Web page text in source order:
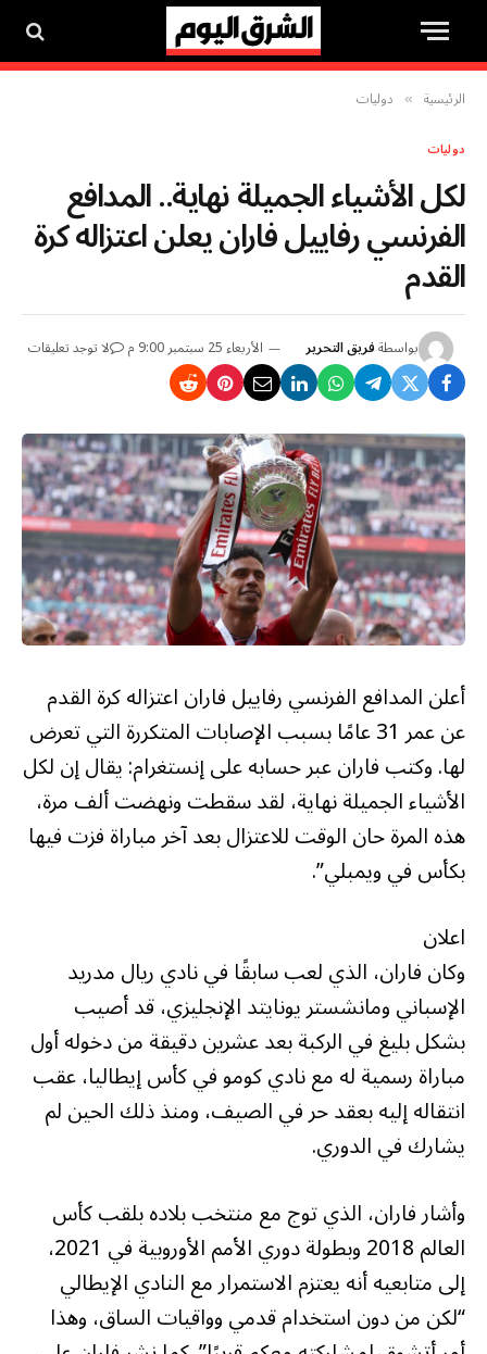
الرئيسية » دوليات
دوليات
لكل الأشياء الجميلة نهاية.. المدافع
الفرنسي رفاييل فاران يعلن اعتزاله كرة
القدم
بواسطةفريق التحرير الأربعاء 25 سبتمبر 9:00 م لا توجد تعليقات
أعلن المدافع الفرنسي رفاييل فاران اعتزاله كرة القدم
عن عمر 31 عامًا بسبب الإصابات المتكررة التي تعرض
لها. وكتب فاران عبر حسابه على إنستغرام: يقال إن لكل
الأشياء الجميلة نهاية، لقد سقطت ونهضت ألف مرة،
هذه المرة حان الوقت للاعتزال بعد آخر مباراة فزت فيها
بكأس في ويمبلي”.
اعلان
وكان فاران، الذي لعب سابقًا في نادي ريال مدريد
الإسباني ومانشستر يونايتد الإنجليزي، قد أصيب
بشكل بليغ في الركبة بعد عشرين دقيقة من دخوله أول
مباراة رسمية له مع نادي كومو في كأس إيطاليا، عقب
انتقاله إليه بعقد حر في الصيف، ومنذ ذلك الحين لم
يشارك في الدوري.
وأشار فاران، الذي توج مع منتخب بلاده بلقب كأس
العالم 2018 وبطولة دوري الأمم الأوروبية في 2021،
إلى متابعيه أنه يعتزم الاستمرار مع النادي الإيطالي
“لكن من دون استخدام قدمي وواقيات الساق، وهذا